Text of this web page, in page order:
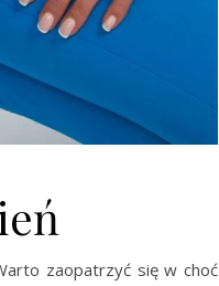
zaopatrzyć się w choć